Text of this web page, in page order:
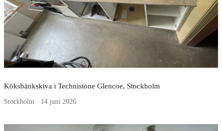
Köksbänkskiva i Technistone Glencoe, Stockholm
Stockholm · 14 juni 2026